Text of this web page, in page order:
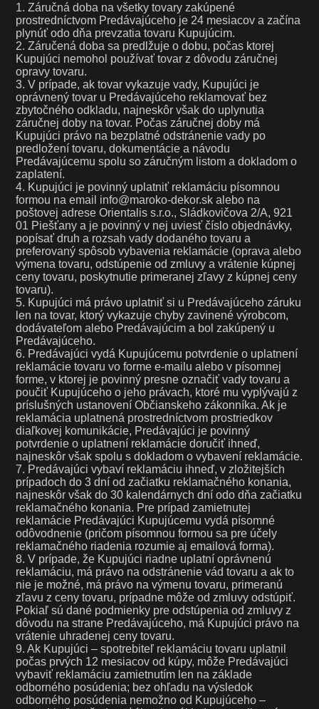
1. Záručná doba na všetky tovary zakúpené
prostredníctvom Predávajúceho je 24 mesiacov a začína
plynúť odo dňa prevzatia tovaru Kupujúcim.
2. Záručená doba sa predlžuje o dobu, počas ktorej
Kupujúci nemohol používať tovar z dôvodu záručnej
opravy tovaru.
3. V prípade, ak tovar vykazuje vady, Kupujúci je
oprávnený tovar u Predávajúceho reklamovať bez
zbytočného odkladu, najneskôr však do uplynutia
záručnej doby na tovar. Počas záručnej doby má
Kupujúci právo na bezplatné odstránenie vady po
predložení tovaru, dokumentácie a návodu
Predávajúcemu spolu so záručným listom a dokladom o
zaplatení.
4. Kupujúci je povinný uplatniť reklamáciu písomnou
formou na email info@maroko-dekor.sk alebo na
poštovej adrese Orientalis s.r.o., Sládkovičova 2/A, 921
01 Piešťany a je povinný v nej uviesť číslo objednávky,
popísať druh a rozsah vady dodaného tovaru a
preferovaný spôsob vybavenia reklamácie (oprava alebo
výmena tovaru, odstúpenie od zmluvy a vrátenie kúpnej
ceny tovaru, poskytnutie primeranej zľavy z kúpnej ceny
tovaru).
5. Kupujúci má právo uplatniť si u Predávajúceho záruku
len na tovar, ktorý vykazuje chyby zavinené výrobcom,
dodávateľom alebo Predávajúcim a bol zakúpený u
Predávajúceho.
6. Predávajúci vydá Kupujúcemu potvrdenie o uplatnení
reklamácie tovaru vo forme e-mailu alebo v písomnej
forme, v ktorej je povinný presne označiť vady tovaru a
poučiť Kupujúceho o jeho právach, ktoré mu vyplývajú z
príslušných ustanovení Občianskeho zákonníka. Ak je
reklamácia uplatnená prostredníctvom prostriedkov
diaľkovej komunikácie, Predávajúci je povinný
potvrdenie o uplatnení reklamácie doručiť ihneď,
najneskôr však spolu s dokladom o vybavení reklamácie.
7. Predávajúci vybaví reklamáciu ihneď, v zložitejších
prípadoch do 3 dní od začiatku reklamačného konania,
najneskôr však do 30 kalendárnych dní odo dňa začiatku
reklamačného konania. Pre prípad zamietnutej
reklamácie Predávajúci Kupujúcemu vydá písomné
odôvodnenie (pričom písomnou formou sa pre účely
reklamačného riadenia rozumie aj emailová forma).
8. V prípade, že Kupujúci riadne uplatní oprávnenú
reklamáciu, má právo na odstránenie vád tovaru a ak to
nie je možné, má právo na výmenu tovaru, primeranú
zľavu z ceny tovaru, prípadne môže od zmluvy odstúpiť.
Pokiaľ sú dané podmienky pre odstúpenia od zmluvy z
dôvodu na strane Predávajúceho, má Kupujúci právo na
vrátenie uhradenej ceny tovaru.
9. Ak Kupujúci – spotrebiteľ reklamáciu tovaru uplatnil
počas prvých 12 mesiacov od kúpy, môže Predávajúci
vybaviť reklamáciu zamietnutím len na základe
odborného posúdenia; bez ohľadu na výsledok
odborného posúdenia nemožno od Kupujúceho –